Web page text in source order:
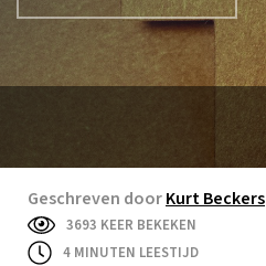
Geschreven doorKurt Beckers
3693 KEER BEKEKEN
4 MINUTEN LEESTIJD